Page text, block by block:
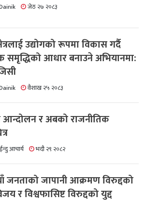
जेठ २७ २०८३
उद्योगको रूपमा विकास गर्दै
समृद्धिको आधार बनाउने अभियानमा:
वैशाख २५ २०८३
र अबको राजनीतिक
ईन्दु आचार्य भदौ २९ २०८२
जनताको जापानी आक्रमण विरुद्दको
र विश्वफासिष्ट विरुद्दको युद्द